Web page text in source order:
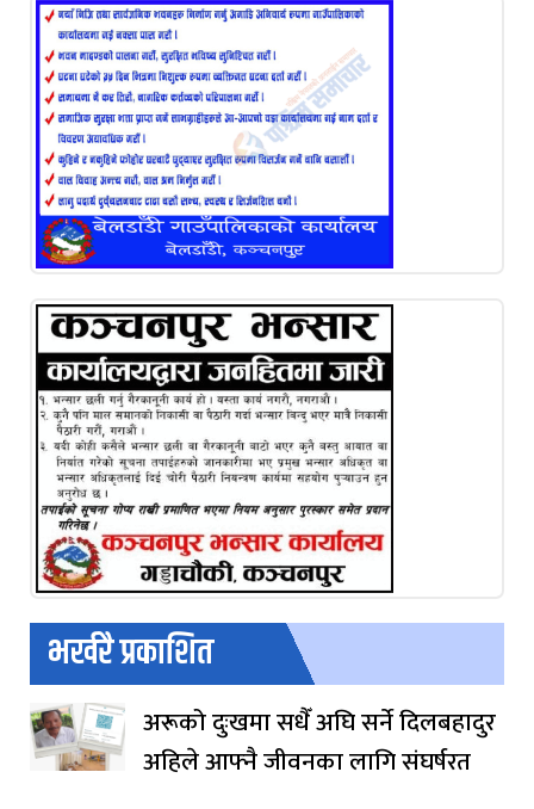
भर्खरै प्रकाशित
अरूको दुःखमा सधैँ अघि सर्ने दिलबहादुर
अहिले आफ्नै जीवनका लागि संघर्षरत